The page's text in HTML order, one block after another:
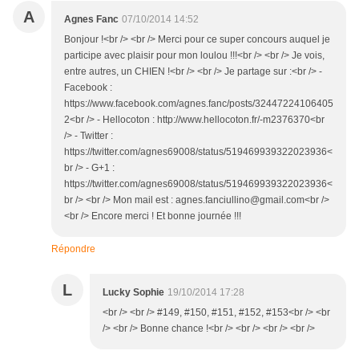
A Agnes Fanc 07/10/2014 14:52
Bonjour !<br /> <br /> Merci pour ce super concours auquel je
participe avec plaisir pour mon loulou !!!<br /> <br /> Je vois,
entre autres, un CHIEN !<br /> <br /> Je partage sur :<br /> -
Facebook :
https://www.facebook.com/agnes.fanc/posts/32447224106405
2<br /> - Hellocoton : http://www.hellocoton.fr/-m2376370<br
/> - Twitter :
https://twitter.com/agnes69008/status/519469939322023936<
br /> - G+1 :
https://twitter.com/agnes69008/status/519469939322023936<
br /> <br /> Mon mail est : agnes.fanciullino@gmail.com<br />
<br /> Encore merci ! Et bonne journée !!!
Répondre
L Lucky Sophie 19/10/2014 17:28
<br /> <br /> #149, #150, #151, #152, #153<br /> <br
/> <br /> Bonne chance !<br /> <br /> <br /> <br />